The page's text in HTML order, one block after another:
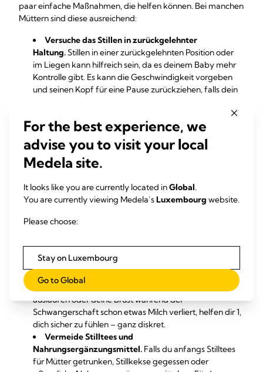
paar einfache Maßnahmen, die helfen können. Bei manchen
Müttern sind diese ausreichend:
Versuche das Stillen in zurückgelehnter
Haltung.Stillen in einer zurückgelehnten Position oder
im Liegen kann hilfreich sein, da es deinem Baby mehr
Kontrolle gibt. Es kann die Geschwindigkeit vorgeben
und seinen Kopf für eine Pause zurückziehen, falls dein
Lass Druck ab.Falls sich deine Brüste sehr
unangenehm anfühlen, kannst du mit der Hand oder
einer Milchpumpe etwas abpumpen, um den Druck zu
lindern – aber versuch so wenig wie möglich
sendest du deinen Brüsten nämlich die Nachricht, mehr
zu produzieren. Obwohl Abpumpen vorübergehend
noch verschlimmern. Falls du 1 musst, wenn du einmal
besten, bis du deine Überproduktion geregelt hast.
Verwende Stilleinlagen.
lege 1 oder 1 in deinen BH, um trocken zu bleiben. Wenn
bei dir geringe bis mittlere Mengen Muttermilch
auslaufen oder deine Brust während der
Schwangerschaft schon etwas Milch verliert, helfen dir 1,
dich sicher zu fühlen – ganz diskret.
Vermeide Stilltees und
Nahrungsergänzungsmittel. Falls du anfangs Stilltees
für Mütter getrunken, Stillkekse gegessen oder
For the best experience, we
advise you to visit your local
Medela site.
It looks like you are currently located inGlobal.
You are currently viewing Medela’sLuxembourg website.
Please choose:
Stay on Luxembourg
Go to Global